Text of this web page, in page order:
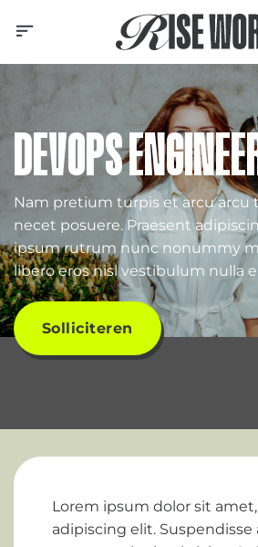
DEVOPS
Nam pretium turpis et arcu arcu
necet posuere. Praesent
ipsum rutrum nunc nonummy
libero eros nisl vestibulum nulla
Solliciteren
Lorem ipsum dolor sit
adipiscing elit. Suspendisse